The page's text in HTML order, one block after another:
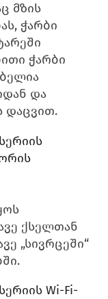
მზის
ჭარბი
ჭარბი
და
დაცვით.
ქსელთან
„სივრცეში“
Wi-Fi-